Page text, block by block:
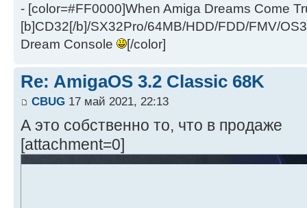
- [color=#FF0000]When Amiga Dreams Come
[b]CD32[/b]/SX32Pro/64MB/HDD/FDD/FMV/
Dream Console
[/color]
Re: AmigaOS 3.2 Classic 68K
CBUG 17 май 2021, 22:13
А это собственно то, что в продаже
[attachment=0]